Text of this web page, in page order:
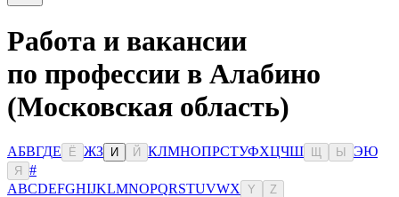
Работа и вакансии
по профессии в Алабино
(Московская область)
АБВГДЕ Ё ЖЗ И Й КЛМНОПРСТУФХЦЧШ Ы ЭЮ
Я
#
ABCDEFGHIJKLMNOPQRSTUVWX Y Z